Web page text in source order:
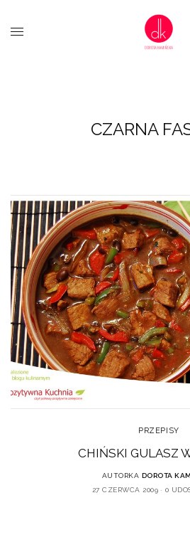
CZARNA
PRZEPISY
CHIŃSKI GULASZ
AUTORKA DOROTA
27 CZERWCA 2009
0